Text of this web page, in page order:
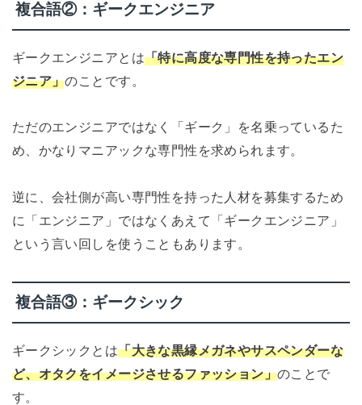
複合語②：ギークエンジニア
ギークエンジニアとは「特に高度な専門性を持ったエン
ジニア」のことです。
ただのエンジニアではなく「ギーク」を名乗っているた
め、かなりマニアックな専門性を求められます。
逆に、会社側が高い専門性を持った人材を募集するため
に「エンジニア」ではなくあえて「ギークエンジニア」
という言い回しを使うこともあります。
複合語③：ギークシック
ギークシックとは「大きな黒縁メガネやサスペンダーな
ど、オタクをイメージさせるファッション」のことで
す。